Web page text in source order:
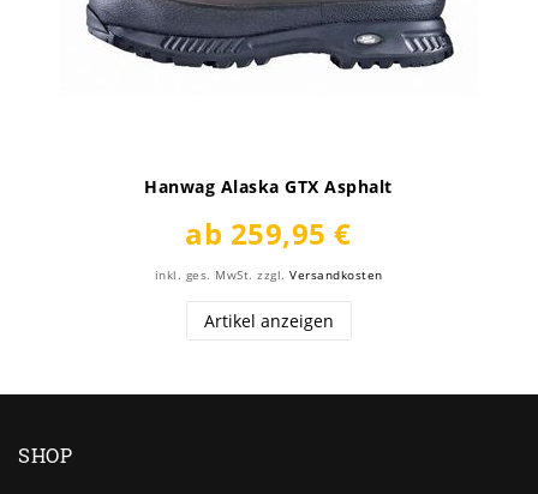
Hanwag Alaska GTX Asphalt
ab 259,95 €
inkl. ges. MwSt. zzgl.Versandkosten
Artikel anzeigen
SHOP